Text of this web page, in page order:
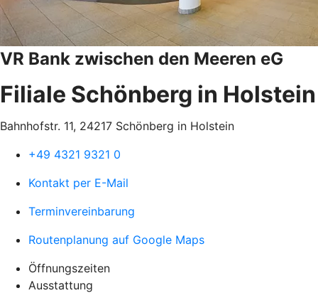
VR Bank zwischen den Meeren eG
Filiale Schönberg in Holstein
Bahnhofstr. 11, 24217 Schönberg in Holstein
+49 4321 9321 0
Kontakt per E-Mail
Terminvereinbarung
Routenplanung auf Google Maps
Öffnungszeiten
Ausstattung